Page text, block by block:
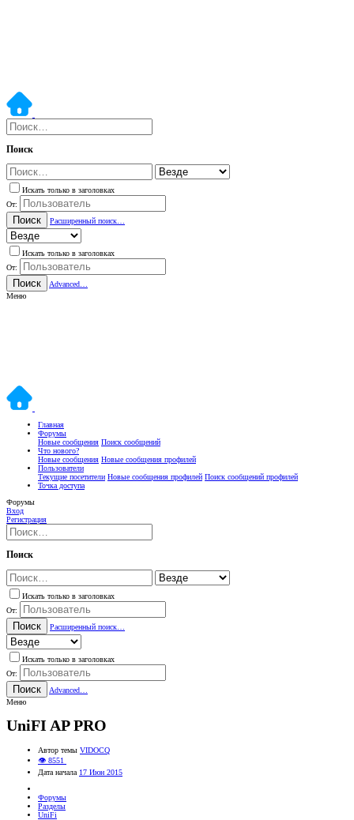
Поиск
Искать только в заголовках
От:
Поиск Расширенный поиск…
Искать только в заголовках
От:
Поиск
Advanced…
Меню
Главная
Форумы
Новые сообщения Поиск сообщений
Что нового?
Новые сообщения Новые сообщения профилей
Пользователи
Текущие посетители Новые сообщения профилей Поиск сообщений профилей
Точка доступа
Форумы
Вход
Регистрация
Поиск
Искать только в заголовках
От:
Поиск Расширенный поиск…
Искать только в заголовках
От:
Поиск
Advanced…
Меню
UniFI AP PRO
Автор темы VIDOCQ
👁 8551
Дата начала 17 Июн 2015
Форумы
Разделы
UniFi